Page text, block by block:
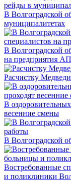
В Волгоградской
муниципалитетах
В Волгоградской
на предприятия
Расчистку
В
весенние смены
В Волгоградской
Востребованные
и поликлиники